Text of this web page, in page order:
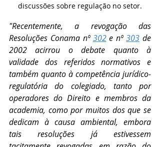
discussões sobre regulação no setor.
"Recentemente, a revogação das
Resoluções Conama nº 302 e nº 303 de
2002 acirrou o debate quanto à
validade dos referidos normativos e
também quanto à competência jurídico-
regulatória do colegiado, tanto por
operadores do Direito e membros da
academia, como por muitos dos que se
dedicam à causa ambiental, embora
tais resoluções já estivessem